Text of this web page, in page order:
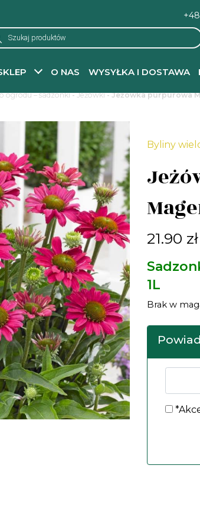
O NAS WYSYŁKA I DOSTAWA
ogrodu – sadzonki-Jeżówki- Jeżówka purpurowa
Byliny
21.90 zł
1L
Brak w